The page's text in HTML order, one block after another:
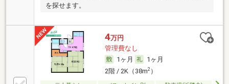
を探せます。
4万円
管理費なし
1ヶ月
1ヶ月
2階 / 2K（38m2）